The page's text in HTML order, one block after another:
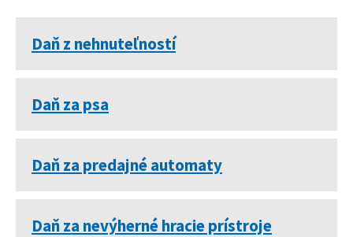
Daň z nehnuteľností
Daň za psa
Daň za predajné automaty
Daň za nevýherné hracie prístroje